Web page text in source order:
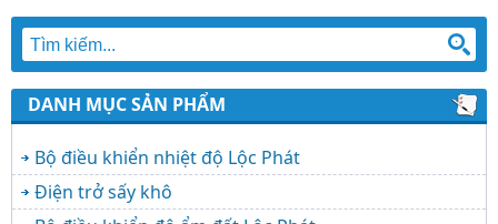
DANH MỤC SẢN PHẨM
Bộ điều khiển nhiệt độ Lộc Phát
Điện trở sấy khô